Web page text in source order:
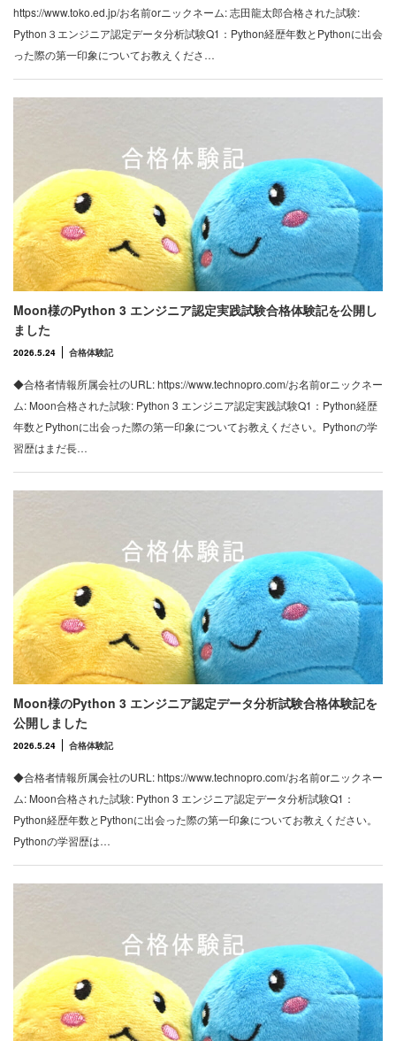
https://www.toko.ed.jp/お名前orニックネーム: 志田龍太郎合格された試験:
Python３エンジニア認定データ分析試験Q1：Python経歴年数とPythonに出会
った際の第一印象についてお教えくださ…
Moon様のPython 3 エンジニア認定実践試験合格体験記を公開し
ました
2026.5.24 合格体験記
◆合格者情報所属会社のURL: https://www.technopro.com/お名前orニックネー
ム: Moon合格された試験: Python 3 エンジニア認定実践試験Q1：Python経歴
年数とPythonに出会った際の第一印象についてお教えください。Pythonの学
習歴はまだ長…
Moon様のPython 3 エンジニア認定データ分析試験合格体験記を
公開しました
2026.5.24 合格体験記
◆合格者情報所属会社のURL: https://www.technopro.com/お名前orニックネー
ム: Moon合格された試験: Python 3 エンジニア認定データ分析試験Q1：
Python経歴年数とPythonに出会った際の第一印象についてお教えください。
Pythonの学習歴は…